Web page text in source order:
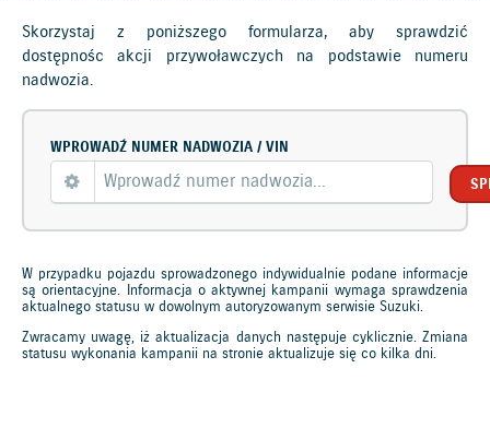
Skorzystaj z poniższego formularza, aby sprawdzić
dostępnośc akcji przywoławczych na podstawie numeru
nadwozia.
WPROWADŹ NUMER NADWOZIA / VIN
W przypadku pojazdu sprowadzonego indywidualnie podane informacje
są orientacyjne. Informacja o aktywnej kampanii wymaga sprawdzenia
aktualnego statusu w dowolnym autoryzowanym serwisie Suzuki.
Zwracamy uwagę, iż aktualizacja danych następuje cyklicznie. Zmiana
statusu wykonania kampanii na stronie aktualizuje się co kilka dni.